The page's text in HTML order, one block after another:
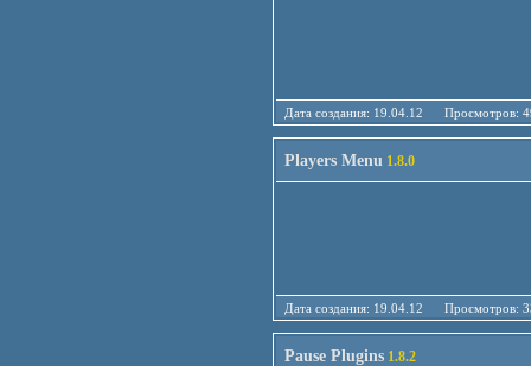
Дата создания: 19.04.12
Players Menu 1.8.0
Дата создания: 19.04.12
Pause Plugins 1.8.2